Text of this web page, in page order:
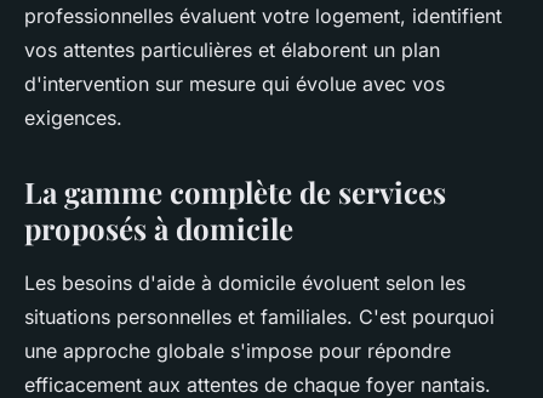
professionnelles évaluent votre logement, identifient
vos attentes particulières et élaborent un plan
d'intervention sur mesure qui évolue avec vos
exigences.
La gamme complète de services
proposés à domicile
Les besoins d'aide à domicile évoluent selon les
situations personnelles et familiales. C'est pourquoi
une approche globale s'impose pour répondre
efficacement aux attentes de chaque foyer nantais.